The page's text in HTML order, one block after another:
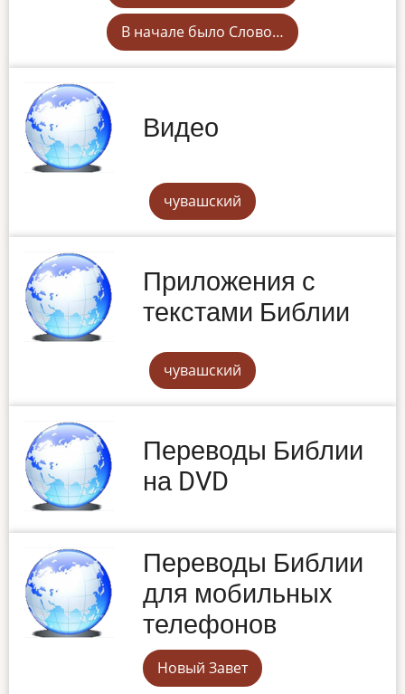
В начале было Слово…
Видео
чувашский
Приложения с
текстами Библии
чувашский
Переводы Библии
на DVD
Переводы Библии
для мобильных
телефонов
Новый Завет